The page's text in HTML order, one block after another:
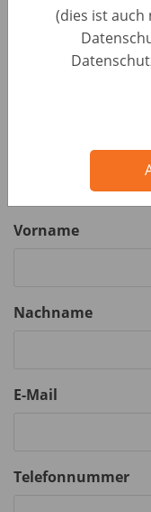
(dies ist
hochladen, z. B. ein
Vorname
Nachname
E-Mail
Telefonnummer